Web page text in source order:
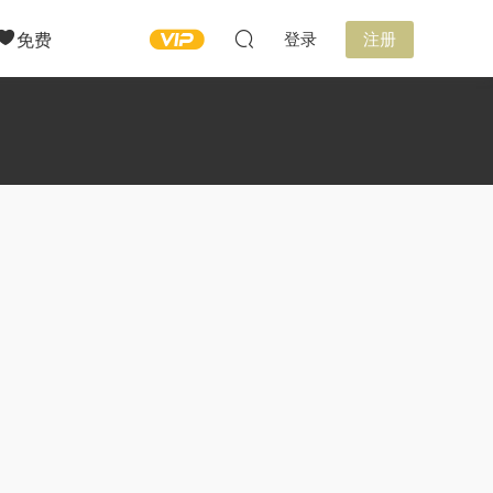
免费 登录 注册